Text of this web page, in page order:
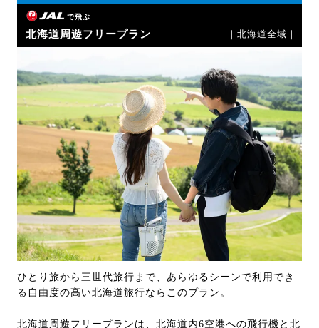
で飛ぶ
北海道周遊フリープラン ｜北海道全域｜
ひとり旅から三世代旅行まで、あらゆるシーンで利用でき
る自由度の高い北海道旅行ならこのプラン。
北海道周遊フリープランは、北海道内6空港への飛行機と北